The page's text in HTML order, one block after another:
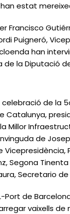
estat
Francisco
Puigneró,
han
de la Diputació
celebració de la
Catalunya,
Millor
de
Segona
Secretario
Port de
vaixells de